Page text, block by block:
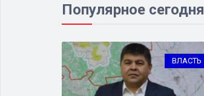
Популярное сегодня
ВЛАСТЬ